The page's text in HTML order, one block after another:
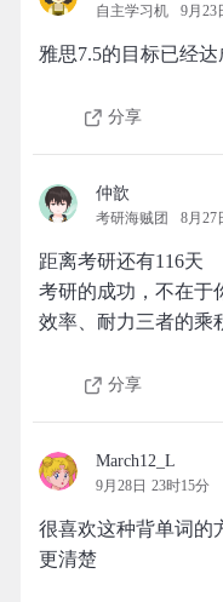
自主学习机 9月23
雅思7.5的目标已经达
分享
仲歆
考研海贼团 8月27
距离考研还有116天
考研的成功，不在于
效率、耐力三者的乘
分享
March12_L
9月28日 23时15分
很喜欢这种背单词的
更清楚